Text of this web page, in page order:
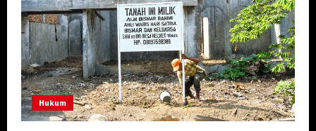
Hukum